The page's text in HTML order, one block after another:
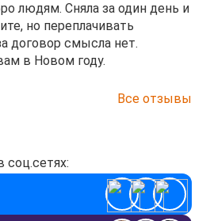
людям. Сняла за один день и
но переплачивать
договор смысла нет.
в Новом году.
Все отзывы
соц.сетях: